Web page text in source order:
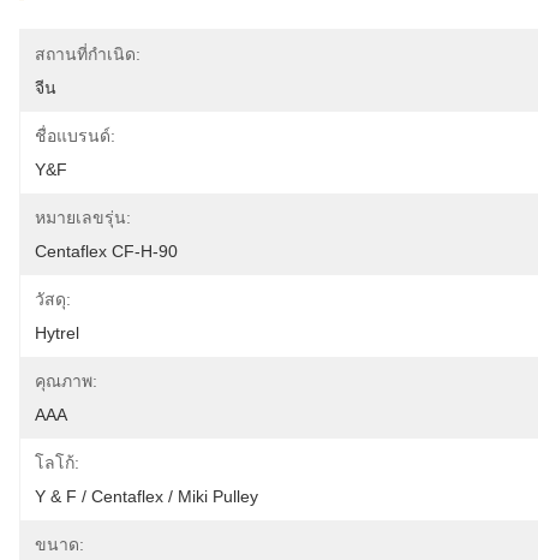
สถานที่กำเนิด:
จีน
ชื่อแบรนด์:
Y&F
หมายเลขรุ่น:
Centaflex CF-H-90
วัสดุ:
Hytrel
คุณภาพ:
AAA
โลโก้:
Y & F / Centaflex / Miki Pulley
ขนาด: